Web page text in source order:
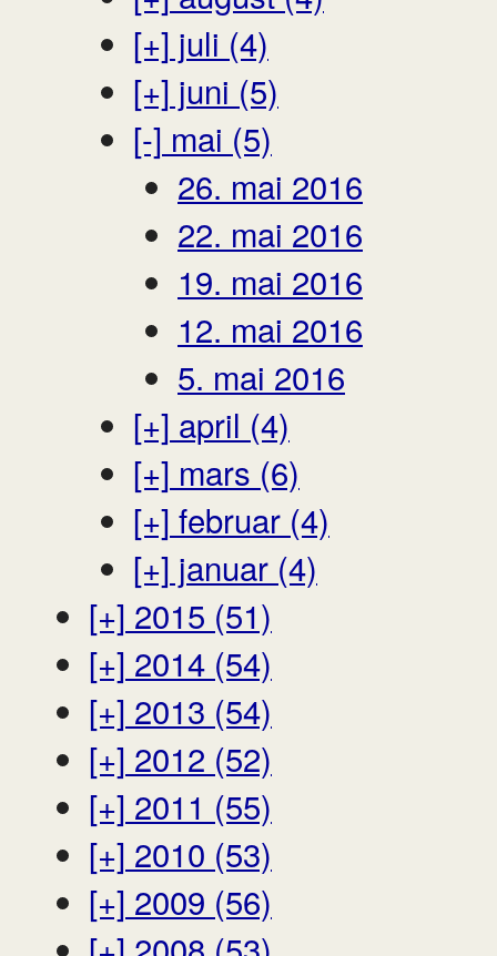
[+] juli (4)
[+] juni (5)
[-] mai (5)
26. mai 2016
22. mai 2016
19. mai 2016
12. mai 2016
5. mai 2016
[+] april (4)
[+] mars (6)
[+] februar (4)
[+] januar (4)
[+] 2015 (51)
[+] 2014 (54)
[+] 2013 (54)
[+] 2012 (52)
[+] 2011 (55)
[+] 2010 (53)
[+] 2009 (56)